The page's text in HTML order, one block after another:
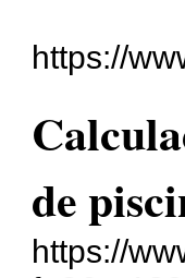
https://
de
https://